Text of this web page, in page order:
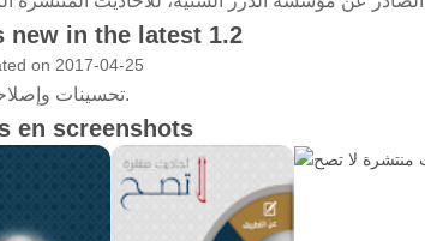
new in the latest 1.2
on 2017-04-25
تحسينات وإصلاحات عامة.
en screenshots